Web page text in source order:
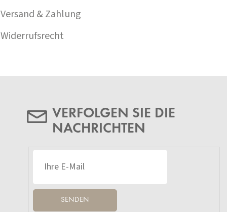
Versand & Zahlung
Widerrufsrecht
VERFOLGEN SIE DIE
NACHRICHTEN
SENDEN